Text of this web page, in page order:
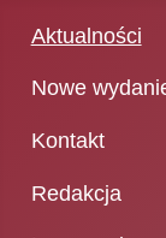
Aktualności
Nowe
Kontakt
Redakcja